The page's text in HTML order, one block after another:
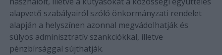
alapvető szabályairól szóló önkormányzati rendelet
alapján a helyszínen azonnal megvádolhatják és
súlyos adminisztratív szankciókkal, illetve
pénzbírsággal sújthatják.